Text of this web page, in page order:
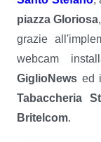
piazza Gloriosa
grazie
webcam
GiglioNews ed
Tabaccheria
Britelcom.